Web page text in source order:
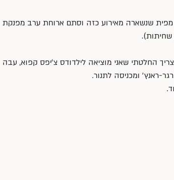
שנשארה מאירוע כזה וסתם ארוחת ערב מפנקת
שחיתות).
החלטתי שאני מוציאה לילדודס צ׳יפס קפוא, עבה
ראנץ׳ ומכניסה לתנור.